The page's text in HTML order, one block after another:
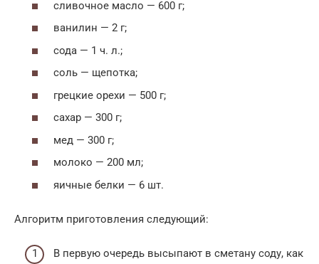
сливочное масло — 600 г;
ванилин — 2 г;
сода — 1 ч. л.;
соль — щепотка;
грецкие орехи — 500 г;
сахар — 300 г;
мед — 300 г;
молоко — 200 мл;
яичные белки — 6 шт.
Алгоритм приготовления следующий:
В первую очередь высыпают в сметану соду, как